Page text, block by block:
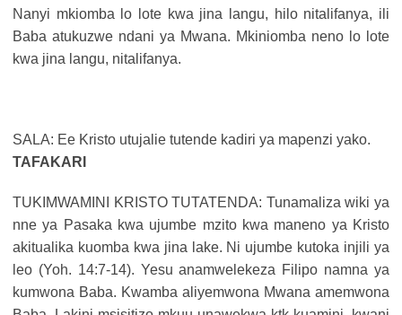
Nanyi mkiomba lo lote kwa jina langu, hilo nitalifanya, ili
Baba atukuzwe ndani ya Mwana. Mkiniomba neno lo lote
kwa jina langu, nitalifanya.
SALA: Ee Kristo utujalie tutende kadiri ya mapenzi yako.
TAFAKARI
TUKIMWAMINI KRISTO TUTATENDA: Tunamaliza wiki ya
nne ya Pasaka kwa ujumbe mzito kwa maneno ya Kristo
akitualika kuomba kwa jina lake. Ni ujumbe kutoka injili ya
leo (Yoh. 14:7-14). Yesu anamwelekeza Filipo namna ya
kumwona Baba. Kwamba aliyemwona Mwana amemwona